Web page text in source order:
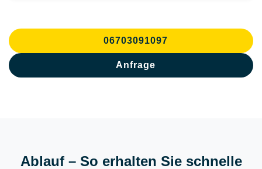
06703091097
Anfrage
Ablauf – So erhalten Sie schnelle